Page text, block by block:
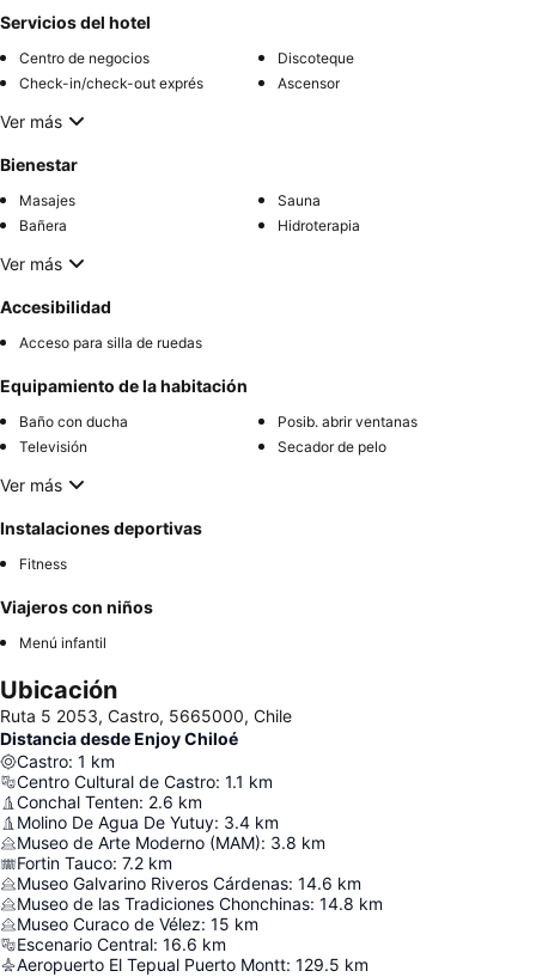
Servicios del hotel
Centro de negocios
Discoteque
Check-in/check-out exprés
Ascensor
Ver más
Bienestar
Masajes
Sauna
Bañera
Hidroterapia
Ver más
Accesibilidad
Acceso para silla de ruedas
Equipamiento de la habitación
Baño con ducha
Posib. abrir ventanas
Televisión
Secador de pelo
Ver más
Instalaciones deportivas
Fitness
Viajeros con niños
Menú infantil
Ubicación
Ruta 5 2053, Castro, 5665000, Chile
Distancia desde Enjoy Chiloé
Castro: 1 km
Centro Cultural de Castro: 1.1 km
Conchal Tenten: 2.6 km
Molino De Agua De Yutuy: 3.4 km
Museo de Arte Moderno (MAM): 3.8 km
Fortin Tauco: 7.2 km
Museo Galvarino Riveros Cárdenas: 14.6 km
Museo de las Tradiciones Chonchinas: 14.8 km
Museo Curaco de Vélez: 15 km
Escenario Central: 16.6 km
Aeropuerto El Tepual Puerto Montt: 129.5 km